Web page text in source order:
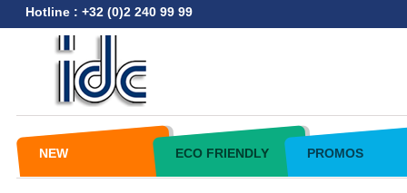
Hotline : +32 (0)2 240 99 99
NEW ECO FRIENDLY PROMOS